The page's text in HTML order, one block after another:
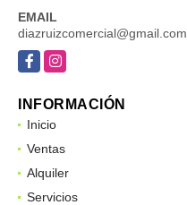
EMAIL
diazruizcomercial@gmail.com
FacebookInstagram
INFORMACIÓN
Inicio
Ventas
Alquiler
Servicios